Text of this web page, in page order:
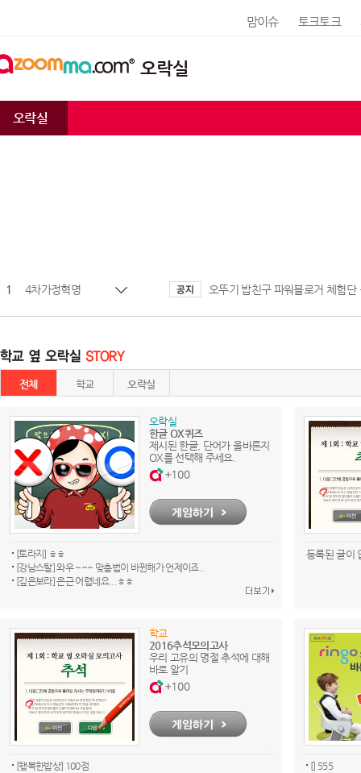
맘이슈 토크토크
오락실
오락실
1 4차가정혁명 오뚜
전체 학교 오락실
오락실
한글 OX퀴즈
제시된 한글, 단어가 올바른지
OX를 선택해 주세요.
[토라지] ㅎㅎ
[강남스탈] 와우 ~~~ 맞춤법이 바뀐해가 언제이죠..
[깊은보라] 은근 어렵네요...ㅎㅎ
등록된 글이
학교
2016추석모의고사
우리 고유의 명절 추석에 대해
바로 알기
[행복한밥상] 100점
[] 555